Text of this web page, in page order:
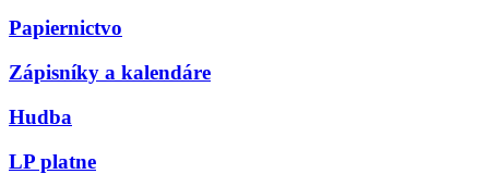
Papiernictvo
Zápisníky a kalendáre
Hudba
LP platne